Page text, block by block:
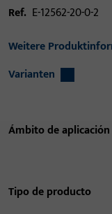
Ref. E-12562-20-0-2
Weitere
Varianten
Ámbito de aplicación
Tipo de producto